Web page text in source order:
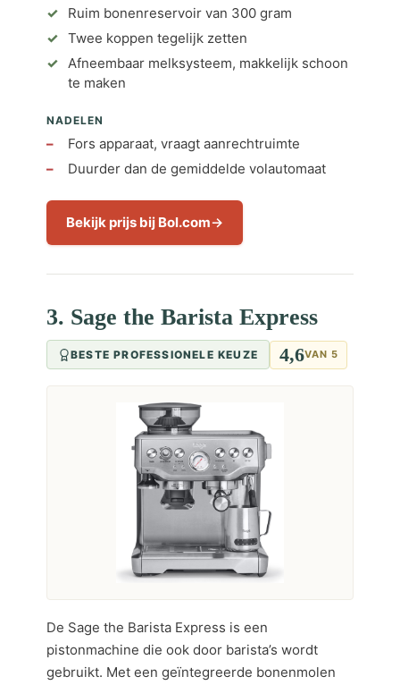
Ruim bonenreservoir van 300 gram
Twee koppen tegelijk zetten
Afneembaar melksysteem, makkelijk schoon
te maken
NADELEN
Fors apparaat, vraagt aanrechtruimte
Duurder dan de gemiddelde volautomaat
Bekijk prijs bij Bol.com
3. Sage the Barista Express
BESTE PROFESSIONELE KEUZE 4,6VAN 5
De Sage the Barista Express is een
pistonmachine die ook door barista’s wordt
gebruikt. Met een geïntegreerde bonenmolen